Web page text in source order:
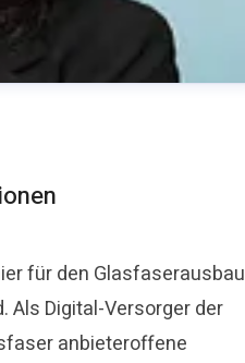
für den Glasfaserausbau
Als Digital-Versorger der
anbieteroffene